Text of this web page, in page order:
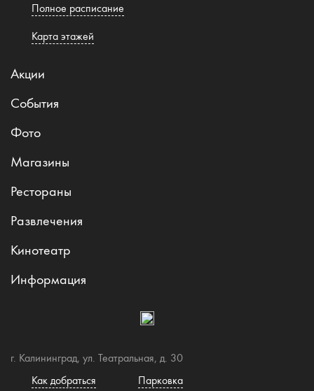
Полное расписание
Карта этажей
Акции
События
Фото
Магазины
Рестораны
Развлечения
Кинотеатр
Информация
г. Калининград, ул. Театральная, д. 30
Как добраться
Парковка